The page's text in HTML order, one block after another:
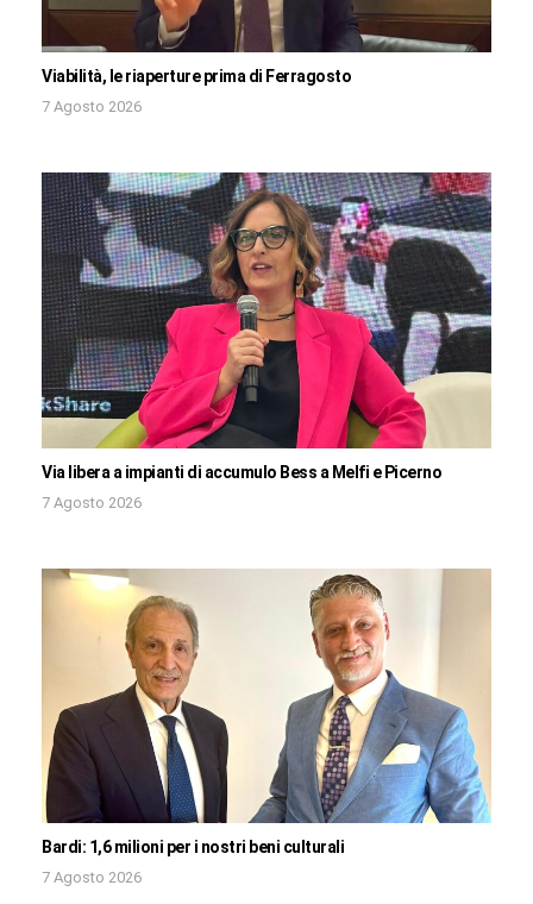
Viabilità, le riaperture prima di Ferragosto
7 Agosto 2026
Via libera a impianti di accumulo Bess a Melfi e Picerno
7 Agosto 2026
Bardi: 1,6 milioni per i nostri beni culturali
7 Agosto 2026